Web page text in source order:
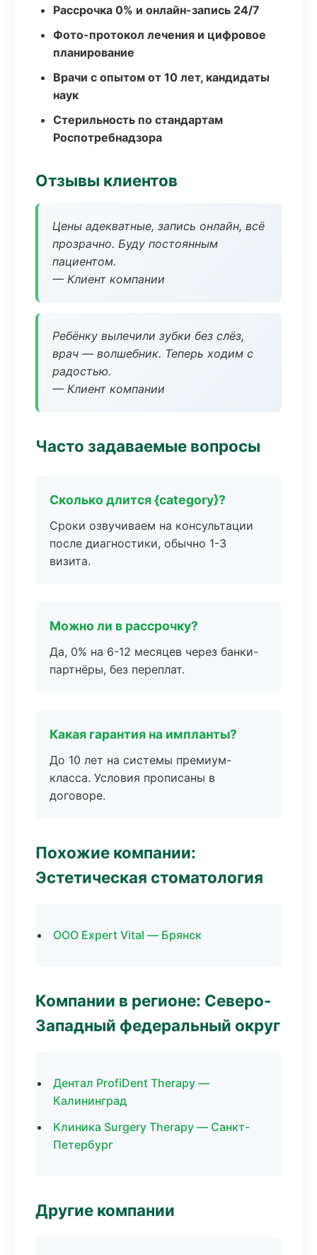
Рассрочка 0% и онлайн-запись 24/7
Фото-протокол лечения и цифровое
планирование
Врачи с опытом от 10 лет, кандидаты
наук
Стерильность по стандартам
Роспотребнадзора
Отзывы клиентов
Цены адекватные, запись онлайн, всё
прозрачно. Буду постоянным
пациентом.
— Клиент компании
Ребёнку вылечили зубки без слёз,
врач — волшебник. Теперь ходим с
радостью.
— Клиент компании
Часто задаваемые вопросы
Сколько длится {category}?
Сроки озвучиваем на консультации
после диагностики, обычно 1-3
визита.
Можно ли в рассрочку?
Да, 0% на 6-12 месяцев через банки-
партнёры, без переплат.
Какая гарантия на импланты?
До 10 лет на системы премиум-
класса. Условия прописаны в
договоре.
Похожие компании:
Эстетическая стоматология
ООО Expert Vital — Брянск
Компании в регионе: Северо-
Западный федеральный округ
Дентал ProfiDent Therapy —
Калининград
Клиника Surgery Therapy — Санкт-
Петербург
Другие компании